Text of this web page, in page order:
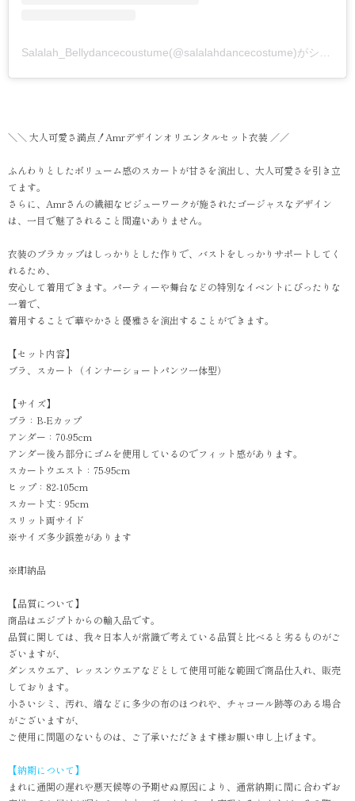
＼＼ 大人可愛さ満点！Amrデザインオリエンタルセット衣装 ／／
ふんわりとしたボリューム感のスカートが甘さを演出し、大人可愛さを引き立
てます。
さらに、Amrさんの繊細なビジューワークが施されたゴージャスなデザイン
は、一目で魅了されること間違いありません。
衣装のブラカップはしっかりとした作りで、バストをしっかりサポートしてく
れるため、
安心して着用できます。パーティーや舞台などの特別なイベントにぴったりな
一着で、
着用することで華やかさと優雅さを演出することができます。
【セット内容】
ブラ、スカート（インナーショートパンツ一体型）
【サイズ】
ブラ：B-Eカップ
アンダー：70-95cm
アンダー後ろ部分にゴムを使用しているのでフィット感があります。
スカートウエスト：75-95cm
ヒップ：82-105cm
スカート丈：95cm
スリット両サイド
※サイズ多少誤差があります
※即納品
【品質について】
商品はエジプトからの輸入品です。
品質に関しては、我々日本人が常識で考えている品質と比べると劣るものがご
ざいますが、
ダンスウエア、レッスンウエアなどとして使用可能な範囲で商品仕入れ、販売
しております。
小さいシミ、汚れ、端などに多少の布のほつれや、チャコール跡等のある場合
がございますが、
ご使用に問題のないものは、ご了承いただきます様お願い申し上げます。
【納期について】
まれに通関の遅れや悪天候等の予期せぬ原因により、通常納期に間に合わずお